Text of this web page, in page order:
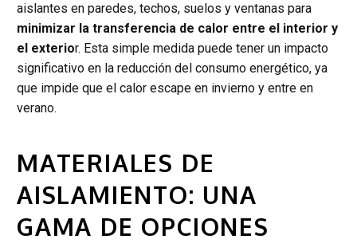
aislantes en paredes, techos, suelos y ventanas para
minimizar la transferencia de calor entre el interior y
el exterior. Esta simple medida puede tener un impacto
significativo en la reducción del consumo energético, ya
que impide que el calor escape en invierno y entre en
verano.
MATERIALES DE
AISLAMIENTO: UNA
GAMA DE OPCIONES